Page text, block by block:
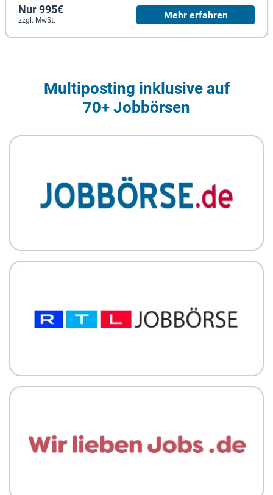
Nur 995€
zzgl. MwSt. Mehr erfahren
Multiposting inklusive auf
70+ Jobbörsen